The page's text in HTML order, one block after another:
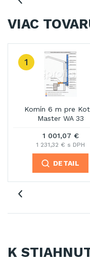
VIAC
3
Komínová rúra 200
m
155,22 €
190,92 € s DPH
DETAIL
K